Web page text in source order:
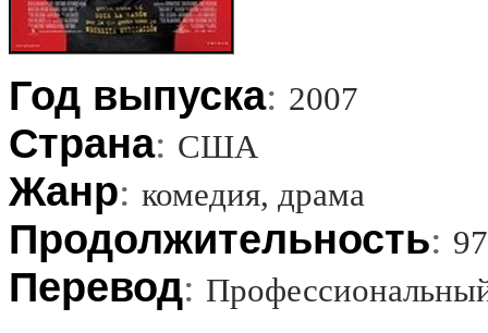
Год выпуска: 2007
Страна: США
Жанр: комедия, драма
Продолжительность:
Перевод: